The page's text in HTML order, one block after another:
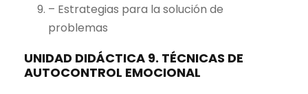
– Estrategias para la solución de
problemas
UNIDAD DIDÁCTICA 9. TÉCNICAS DE
AUTOCONTROL EMOCIONAL